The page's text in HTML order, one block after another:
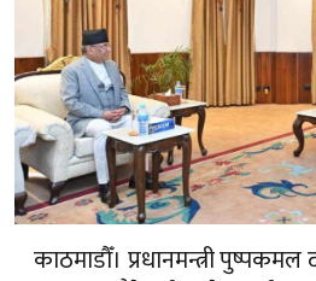
काठमाडौँ। प्रधानमन्त्री पुष्पकमल